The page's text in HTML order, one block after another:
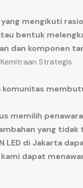
yang mengikuti rasio
bentuk
dan komponen
Strategis
komunitas
memilih
yang tidak
LED di Jakarta
kami dapat